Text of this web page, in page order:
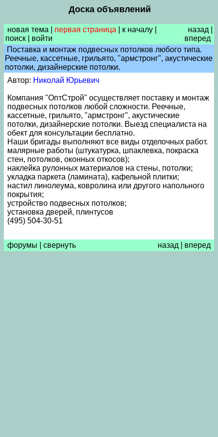
Доска объявлений
новая тема первая страница к началу
поиск
войти
назад
вперед
Поставка и монтаж подвесных потолков любого типа.
Реечные, кассетные, грильято, "армстронг", акустические
потолки, дизайнерские потолки.
Автор: Николай Юрьевич
Компания "ОптСтрой" осуществляет поставку и монтаж
подвесных потолков любой сложности. Реечные,
кассетные, грильято, "армстронг", акустические
потолки, дизайнерские потолки. Выезд специалиста на
обект для консультации бесплатно.
Наши бригады выполняют все виды отделочных работ.
малярные работы (штукатурка, шпаклевка, покраска
стен, потолков, оконных откосов);
наклейка рулонных материалов на стены, потолки;
укладка паркета (ламината), кафельной плитки;
настил линолеума, ковролина или другого напольного
покрытия;
устройство подвесных потолков;
установка дверей, плинтусов
(495) 504-30-51
форумы свернуть назад вперед